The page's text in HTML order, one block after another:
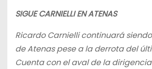
SIGUE CARNIELLI EN ATENAS
Ricardo Carnielli continuará
de Atenas pese a la derrota del
Cuenta con el aval de la